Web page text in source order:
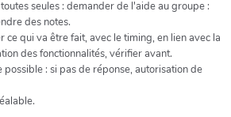
seules : demander de l'aide au groupe :
des notes.
ce qui va être fait, avec le timing, en lien avec la
des fonctionnalités, vérifier avant.
possible : si pas de réponse, autorisation de